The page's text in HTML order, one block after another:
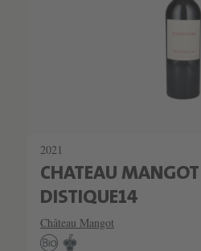
2021
CHATEAU
DISTIQUE14
Château Mangot